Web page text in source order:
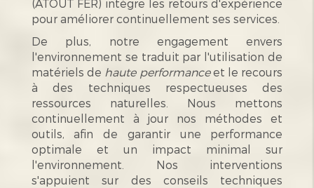
(ATOUT FER) intègre les retours d'expérience
pour améliorer continuellement ses services.
De plus, notre engagement envers
l'environnement se traduit par l'utilisation de
matériels de haute performanceet le recours
à des techniques respectueuses des
ressources naturelles. Nous mettons
continuellement à jour nos méthodes et
outils, afin de garantir une performance
optimale et un impact minimal sur
l'environnement. Nos interventions
s'appuient sur des conseils techniques